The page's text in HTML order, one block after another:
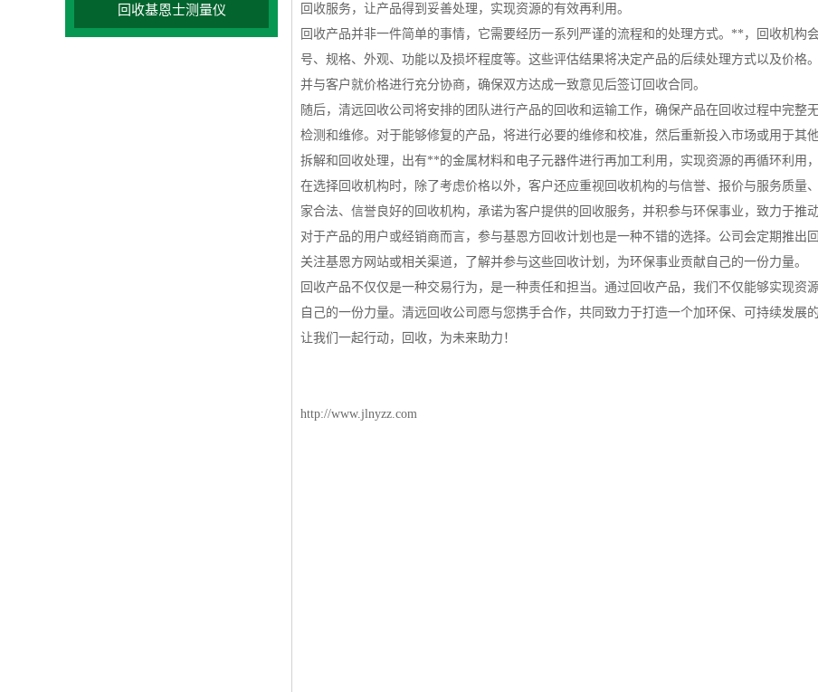
回收基恩士测量仪
回收服务，让产品得到妥善处理，实现资源的有效再利用。
回收产品并非一件简单的事情，它需要经历一系列严谨的流程和的处理方式。**，回收机构
号、规格、外观、功能以及损坏程度等。这些评估结果将决定产品的后续处理方式以及价格
并与客户就价格进行充分协商，确保双方达成一致意见后签订回收合同。
随后，清远回收公司将安排的团队进行产品的回收和运输工作，确保产品在回收过程中完整
检测和维修。对于能够修复的产品，将进行必要的维修和校准，然后重新投入市场或用于其
拆解和回收处理，出有**的金属材料和电子元器件进行再加工利用，实现资源的再循环利用
在选择回收机构时，除了考虑价格以外，客户还应重视回收机构的与信誉、报价与服务质量
家合法、信誉良好的回收机构，承诺为客户提供的回收服务，并积参与环保事业，致力于推
对于产品的用户或经销商而言，参与基恩方回收计划也是一种不错的选择。公司会定期推出
关注基恩方网站或相关渠道，了解并参与这些回收计划，为环保事业贡献自己的一份力量。
回收产品不仅仅是一种交易行为，是一种责任和担当。通过回收产品，我们不仅能够实现资
自己的一份力量。清远回收公司愿与您携手合作，共同致力于打造一个加环保、可持续发展
让我们一起行动，回收，为未来助力！
http://www.jlnyzz.com